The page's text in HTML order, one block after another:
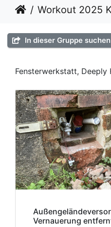
Workout 2025
In dieser Gruppe suchen
Fensterwerkstatt, Deeply
Vernauerung